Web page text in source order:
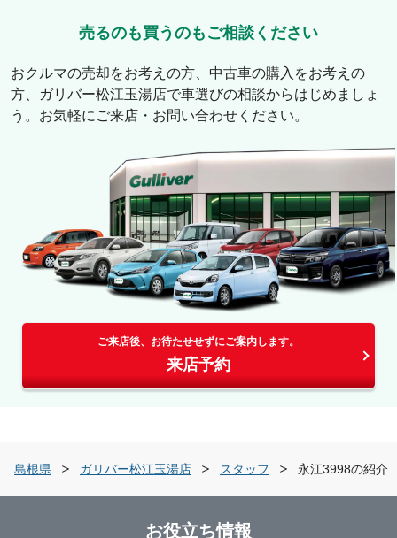
売るのも買うのもご相談ください
おクルマの売却をお考えの方、中古車の購入をお考えの
方、
ガリバー松江玉湯店で車選びの相談からはじめましょ
う。お気軽にご来店・お問い合わせください。
ご来店後、お待たせせずにご案内します。
来店予約
島根県 ガリバー松江玉湯店 スタッフ 永江3998の紹介
お役立ち情報